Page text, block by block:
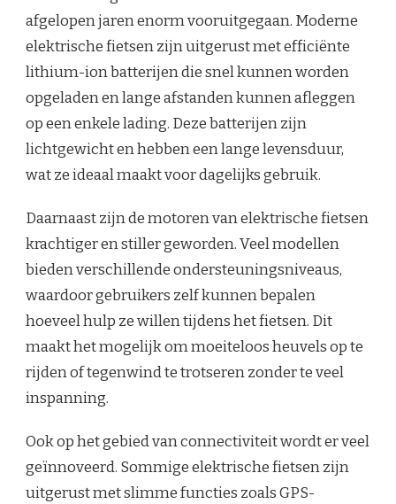
afgelopen jaren enorm vooruitgegaan. Moderne
elektrische fietsen zijn uitgerust met efficiënte
lithium-ion batterijen die snel kunnen worden
opgeladen en lange afstanden kunnen afleggen
op een enkele lading. Deze batterijen zijn
lichtgewicht en hebben een lange levensduur,
wat ze ideaal maakt voor dagelijks gebruik.
Daarnaast zijn de motoren van elektrische fietsen
krachtiger en stiller geworden. Veel modellen
bieden verschillende ondersteuningsniveaus,
waardoor gebruikers zelf kunnen bepalen
hoeveel hulp ze willen tijdens het fietsen. Dit
maakt het mogelijk om moeiteloos heuvels op te
rijden of tegenwind te trotseren zonder te veel
inspanning.
Ook op het gebied van connectiviteit wordt er veel
geïnnoveerd. Sommige elektrische fietsen zijn
uitgerust met slimme functies zoals GPS-